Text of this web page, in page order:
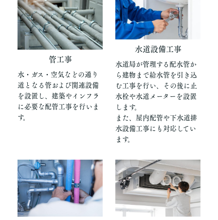
管工事
水・ガス・空気などの通り
道となる管および関連設備
を設置し、建築やインフラ
に必要な配管工事を行いま
す。
水道設備工事
水道局が管理する配水管か
ら建物まで給水管を引き込
む工事を行い、その後に止
水栓や水道メーターを設置
します。
また、屋内配管や下水道排
水設備工事にも対応してい
ます。